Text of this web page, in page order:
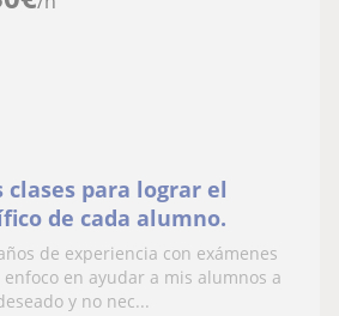
clases para lograr el
de cada alumno.
de experiencia con exámenes
en ayudar a mis alumnos a
y no nec...